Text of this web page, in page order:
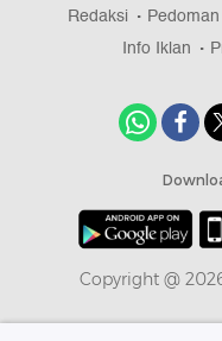
Redaksi
Info Iklan
Copyright @